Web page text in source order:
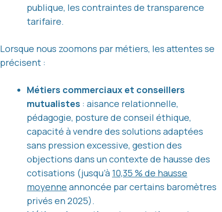
publique, les contraintes de transparence
tarifaire.
Lorsque nous zoomons par métiers, les attentes se
précisent :
Métiers commerciaux et conseillers
mutualistes : aisance relationnelle,
pédagogie, posture de conseil éthique,
capacité à vendre des solutions adaptées
sans pression excessive, gestion des
objections dans un contexte de hausse des
cotisations (jusqu’à 10,35 % de hausse
moyenne annoncée par certains baromètres
privés en 2025).